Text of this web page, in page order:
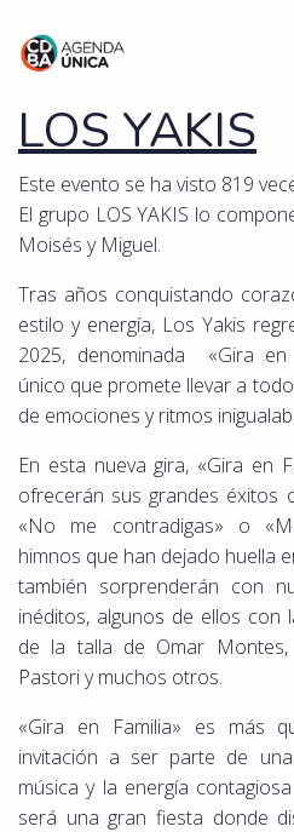
LOS YAKIS
Este evento se ha visto 819
El grupo LOS YAKIS lo
Moisés y Miguel.
Tras años conquistando
estilo y energía, Los Yakis
2025, denominada «Gira en
único que promete llevar a
de emociones y ritmos
En esta nueva gira, «Gira en
ofrecerán sus grandes éxitos
«No me contradigas» o
himnos que han dejado huella
también sorprenderán con
inéditos, algunos de ellos con
de la talla de Omar Montes,
Pastori y muchos otros.
«Gira en Familia» es más
invitación a ser parte de
música y la energía
será una gran fiesta donde